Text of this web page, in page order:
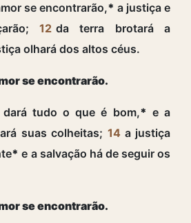
se encontrarão,* a justiça e
12 da terra brotará a
olhará dos altos céus.
se encontrarão.
dará tudo o que é bom,* e a
suas colheitas; 14 a justiça
* e a salvação há de seguir os
se encontrarão.